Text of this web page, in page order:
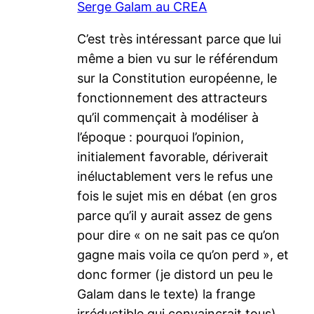
Serge Galam au CREA
C’est très intéressant parce que lui
même a bien vu sur le référendum
sur la Constitution européenne, le
fonctionnement des attracteurs
qu’il commençait à modéliser à
l’époque : pourquoi l’opinion,
initialement favorable, dériverait
inéluctablement vers le refus une
fois le sujet mis en débat (en gros
parce qu’il y aurait assez de gens
pour dire « on ne sait pas ce qu’on
gagne mais voila ce qu’on perd », et
donc former (je distord un peu le
Galam dans le texte) la frange